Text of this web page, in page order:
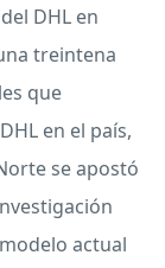
DHL en
treintena
que
DHL en el país,
se apostó
actual